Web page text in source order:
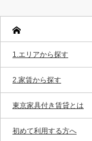
1.エリアから探す
2.家賃から探す
東京家具付き賃貸とは
初めて利用する方へ